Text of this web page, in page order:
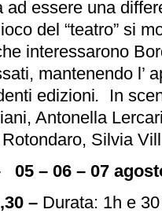
ad essere una
del “teatro” si
interessarono
mantenendo l’
edizioni. In
Antonella
Silvia
– 06 – 07
– Durata: 1h e